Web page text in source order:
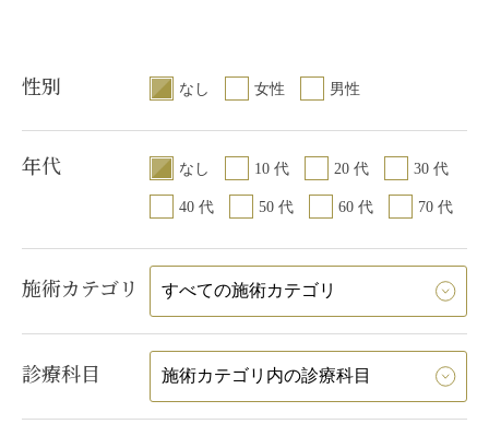
性別 なし 女性 男性
年代 なし 10 代 20 代 30 代
40 代 50 代 60 代 70 代
施術カテゴリ
診療科目